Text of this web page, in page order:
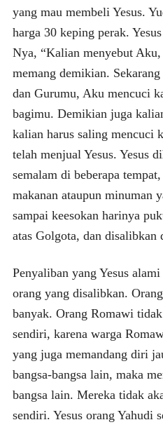
yang mau membeli Yesus.
harga 30 keping perak.
Nya, “Kalian menyebut
memang demikian.
dan Gurumu, Aku mencuci
bagimu. Demikian juga
kalian harus saling mencuci
telah menjual Yesus. Yesus
semalam di beberapa
makanan ataupun minuman
sampai keesokan harinya
atas Golgota, dan disalibkan
Penyaliban yang Yesus
orang yang disalibkan.
banyak. Orang Romawi
sendiri, karena warga
yang juga memandang diri
bangsa-bangsa lain, maka
bangsa lain. Mereka tidak
sendiri. Yesus orang Yahudi